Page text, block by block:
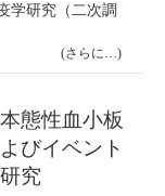
学研究（二次調
(さらに…)
態性血小板
びイベント
究